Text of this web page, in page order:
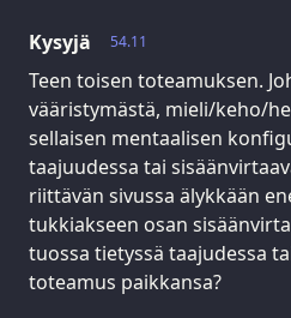
54.11
Kysyjä
Teen toisen toteamuksen.
vääristymästä, mieli/keho/
sellaisen mentaalisen
taajuudessa tai
riittävän sivussa älykkään
tukkiakseen osan
tuossa tietyssä taajudessa
toteamus paikkansa?